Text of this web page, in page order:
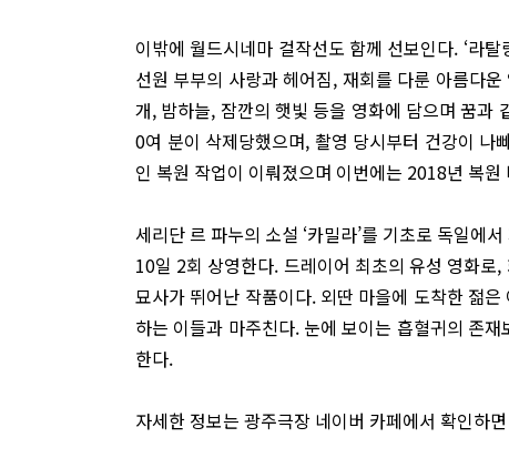
이밖에 월드시네마 걸작선도 함께 선보인다. ‘라
선원 부부의 사랑과 헤어짐, 재회를 다룬 아름다
개, 밤하늘, 잠깐의 햇빛 등을 영화에 담으며 꿈과
0여 분이 삭제당했으며, 촬영 당시부터 건강이 나
인 복원 작업이 이뤄졌으며 이번에는 2018년 복
세리단 르 파누의 소설 ‘카밀라’를 기초로 독일에
10일 2회 상영한다. 드레이어 최초의 유성 영화로
묘사가 뛰어난 작품이다. 외딴 마을에 도착한 젊
하는 이들과 마주친다. 눈에 보이는 흡혈귀의 존
한다.
자세한 정보는 광주극장 네이버 카페에서 확인하